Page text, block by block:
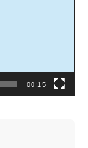
00:15